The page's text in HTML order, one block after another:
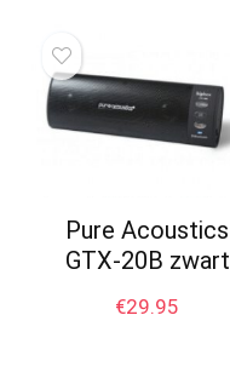
Pure Acoustics
GTX-20B zwart
€29.95